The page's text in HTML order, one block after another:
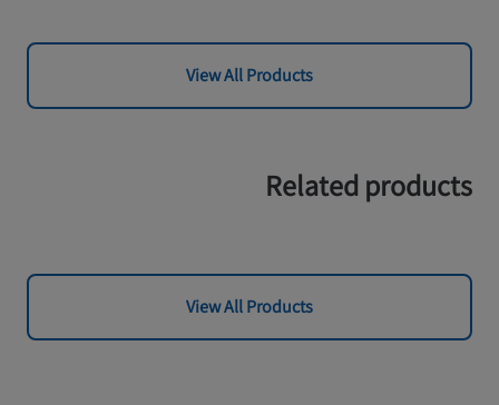
View All Products
Related products
View All Products